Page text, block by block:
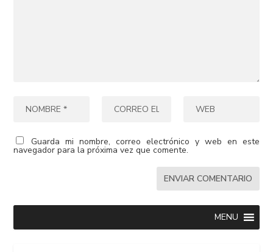
Guarda mi nombre, correo electrónico y web en este
navegador para la próxima vez que comente.
MENU